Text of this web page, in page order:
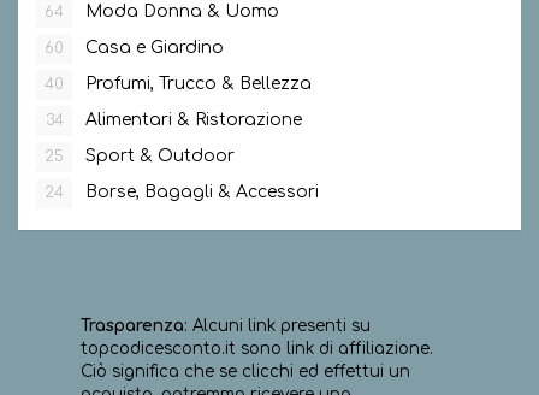
64 Moda Donna & Uomo
60 Casa e Giardino
40 Profumi, Trucco & Bellezza
34 Alimentari & Ristorazione
25 Sport & Outdoor
24 Borse, Bagagli & Accessori
Trasparenza: Alcuni link presenti su
topcodicesconto.it sono link di affiliazione.
Ciò significa che se clicchi ed effettui un